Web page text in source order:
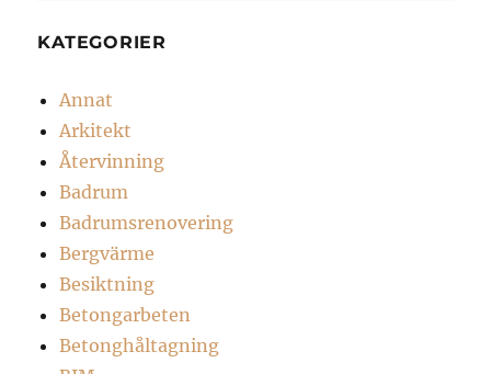
KATEGORIER
Annat
Arkitekt
Återvinning
Badrum
Badrumsrenovering
Bergvärme
Besiktning
Betongarbeten
Betonghåltagning